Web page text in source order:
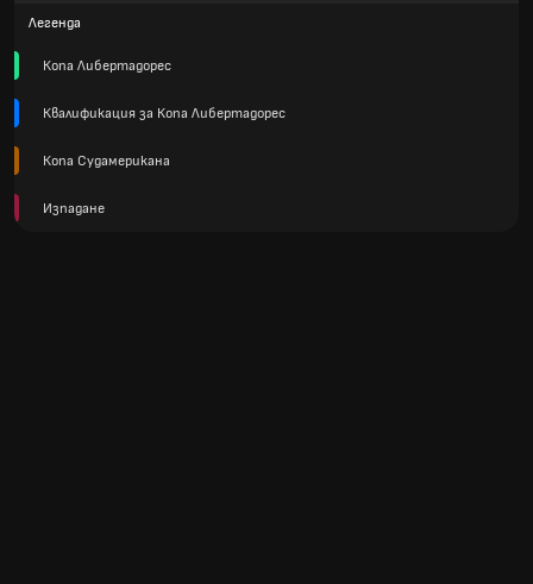
Легенда
Копа Либертадорес
Квалификация за Копа Либертадорес
Копа Судамерикана
Изпадане